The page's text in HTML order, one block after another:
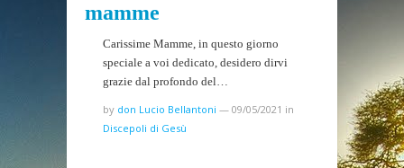
mamme
Carissime Mamme, in questo giorno
speciale a voi dedicato, desidero dirvi
grazie dal profondo del…
by don Lucio Bellantoni — 09/05/2021 in
Discepoli di Gesù